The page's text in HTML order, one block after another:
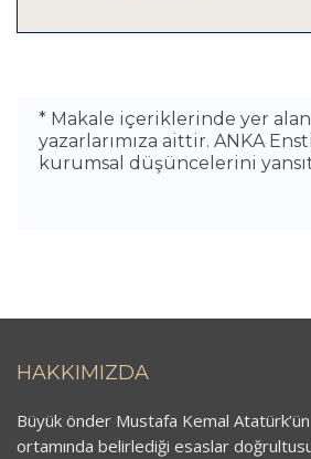
* Makale içeriklerinde yer
yazarlarımıza aittir. ANKA
kurumsal düşüncelerini
HAKKIMIZDA
Büyük önder Mustafa Kemal Atatürk’ün
ortamında belirlediği esaslar